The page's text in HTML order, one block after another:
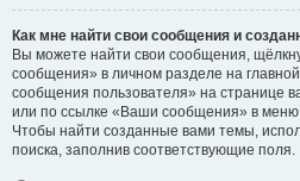
Как мне найти свои сообщения и
Вы можете найти свои сообщения,
сообщения» в личном разделе на
сообщения пользователя» на странице
или по ссылке «Ваши сообщения» в
Чтобы найти созданные вами темы,
поиска, заполнив соответствующие поля.